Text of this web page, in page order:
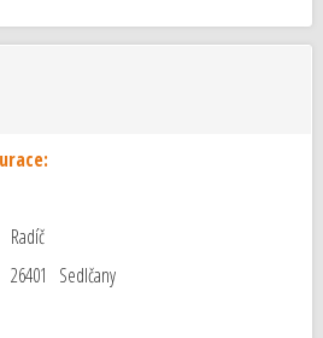
Radíč
26401 Sedlčany